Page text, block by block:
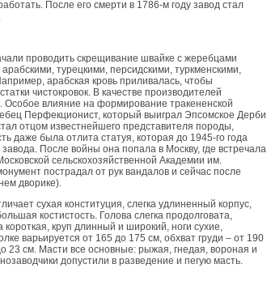
После его смерти в 1786-м году завод стал
проводить скрещивание швайке с жеребцами
турецкими, персидскими, туркменскими,
арабская кровь приливалась, чтобы
чистокровок. В качестве производителей
Особое влияние на формирование тракененской
Перфекционист, который выиграл Эпсомское Дерби
отцом известнейшего представителя породы,
даже была отлита статуя, которая до 1945-го года
После войны она попала в Москву, где встречала
сельскохозяйственной Академии им.
пострадал от рук вандалов и сейчас после
дворике).
сухая конституция, слегка удлиненный корпус,
костистость. Голова слегка продолговата,
короткая, круп длинный и широкий, ноги сухие,
варьируется от 165 до 175 см, обхват груди – от 190
23 см. Масти все основные: рыжая, гнедая, вороная и
допустили в разведение и пегую масть.